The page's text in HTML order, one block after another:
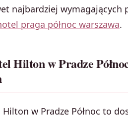
najbardziej wymagających
praga północ warszawa.
Hilton w Pradze
w Pradze Północ to